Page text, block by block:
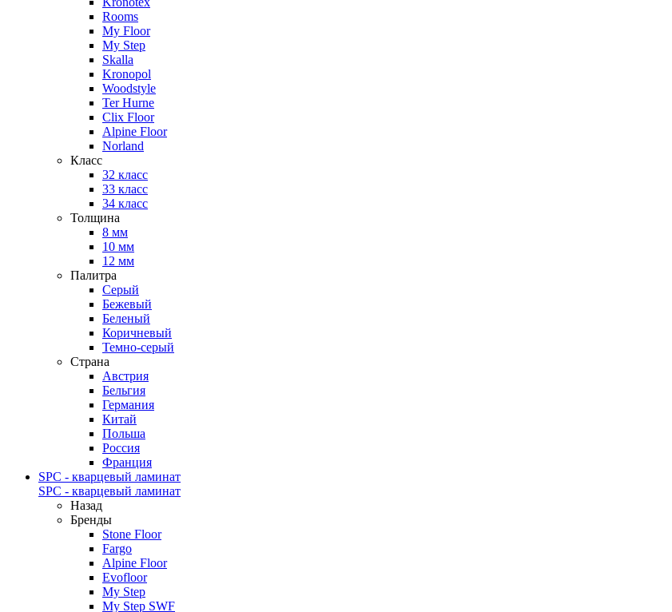
Rooms
My Floor
My Step
Skalla
Kronopol
Woodstyle
Ter Hurne
Clix Floor
Alpine Floor
Norland
Класс
32 класс
33 класс
34 класс
Толщина
8 мм
10 мм
12 мм
Палитра
Серый
Бежевый
Беленый
Коричневый
Темно-серый
Страна
Австрия
Бельгия
Германия
Китай
Польша
Россия
Франция
SPC - кварцевый ламинат
SPC - кварцевый ламинат
Назад
Бренды
Stone Floor
Fargo
Alpine Floor
Evofloor
My Step
My Step SWF